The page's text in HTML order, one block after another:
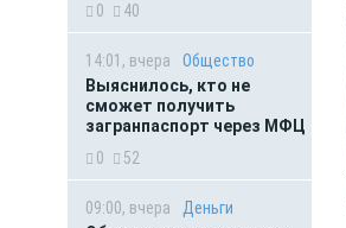
0
40
14:01, вчера
Общество
Выяснилось, кто не
сможет получить
загранпаспорт через МФЦ
0
52
09:00, вчера
Деньги